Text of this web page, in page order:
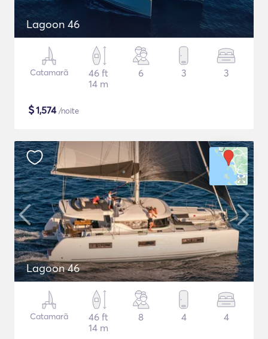
Lagoon 46
Catamarã
46 ft
14 m
6 3 3
$1,574/noite
Lagoon 46
Catamarã
46 ft
14 m
8 4 4